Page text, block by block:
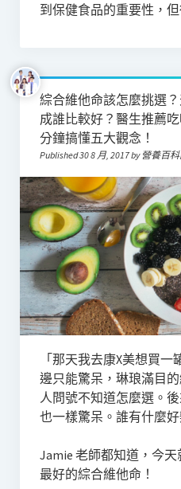
到保健食品的重要性，
綜合維他命該怎麼挑選
成誰比較好？醫生推薦
分鐘搞懂五大觀念！
Published 30 8 月, 2017 by 營養百
「那天我去康X美想買
邊只能驚呆，琳琅滿目
人問號不知道怎麼選。
也一樣驚呆。誰有什麼好
Jamie 老師都知道，今
最好的綜合維他命！